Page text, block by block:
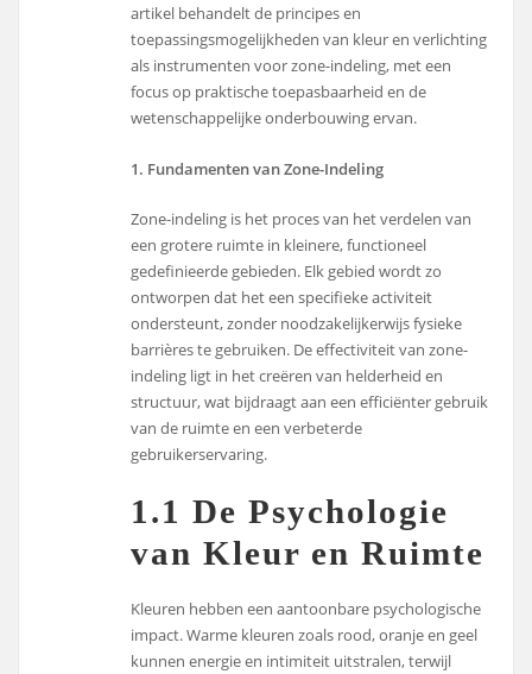
artikel behandelt de principes en
toepassingsmogelijkheden van kleur en verlichting
als instrumenten voor zone-indeling, met een
focus op praktische toepasbaarheid en de
wetenschappelijke onderbouwing ervan.
1. Fundamenten van Zone-Indeling
Zone-indeling is het proces van het verdelen van
een grotere ruimte in kleinere, functioneel
gedefinieerde gebieden. Elk gebied wordt zo
ontworpen dat het een specifieke activiteit
ondersteunt, zonder noodzakelijkerwijs fysieke
barrières te gebruiken. De effectiviteit van zone-
indeling ligt in het creëren van helderheid en
structuur, wat bijdraagt aan een efficiënter gebruik
van de ruimte en een verbeterde
gebruikerservaring.
1.1 De Psychologie
van Kleur en Ruimte
Kleuren hebben een aantoonbare psychologische
impact. Warme kleuren zoals rood, oranje en geel
kunnen energie en intimiteit uitstralen, terwijl